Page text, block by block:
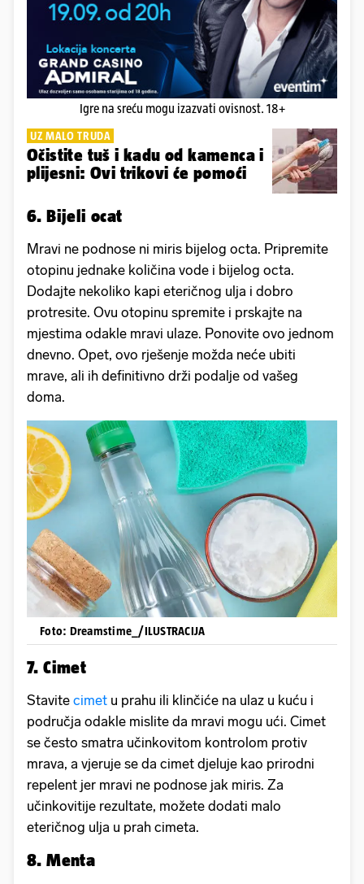
Igre na sreću mogu izazvati ovisnost. 18+
UZ MALO TRUDA
Očistite tuš i kadu od kamenca i
plijesni: Ovi trikovi će pomoći
6. Bijeli ocat
Mravi ne podnose ni miris bijelog octa. Pripremite
otopinu jednake količina vode i bijelog octa.
Dodajte nekoliko kapi eteričnog ulja i dobro
protresite. Ovu otopinu spremite i prskajte na
mjestima odakle mravi ulaze. Ponovite ovo jednom
dnevno. Opet, ovo rješenje možda neće ubiti
mrave, ali ih definitivno drži podalje od vašeg
doma.
Foto: Dreamstime_/ILUSTRACIJA
7. Cimet
Stavite cimet u prahu ili klinčiće na ulaz u kuću i
područja odakle mislite da mravi mogu ući. Cimet
se često smatra učinkovitom kontrolom protiv
mrava, a vjeruje se da cimet djeluje kao prirodni
repelent jer mravi ne podnose jak miris. Za
učinkovitije rezultate, možete dodati malo
eteričnog ulja u prah cimeta.
8. Menta